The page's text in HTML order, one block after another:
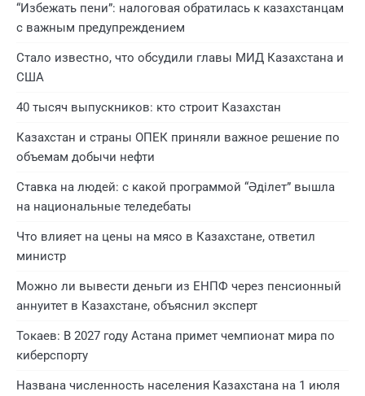
“Избежать пени”: налоговая обратилась к казахстанцам
с важным предупреждением
Стало известно, что обсудили главы МИД Казахстана и
США
40 тысяч выпускников: кто строит Казахстан
Казахстан и страны ОПЕК приняли важное решение по
объемам добычи нефти
Ставка на людей: с какой программой “Әділет” вышла
на национальные теледебаты
Что влияет на цены на мясо в Казахстане, ответил
министр
Можно ли вывести деньги из ЕНПФ через пенсионный
аннуитет в Казахстане, объяснил эксперт
Токаев: В 2027 году Астана примет чемпионат мира по
киберспорту
Названа численность населения Казахстана на 1 июля